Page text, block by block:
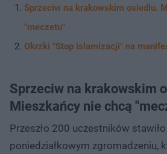
Sprzeciw na krakowskim osiedlu.
"meczetu"
Okrzki "Stop islamizacji" na
Sprzeciw na krakowskim
Mieszkańcy nie chcą
Przeszło 200 uczestników
poniedziałkowym zgromadzeniu,